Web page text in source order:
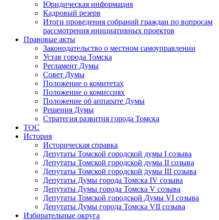
Юридическая информация
Кадровый резерв
Итоги проведения собраний граждан по вопросам
рассмотрения инициативных проектов
Правовые акты
Законодательство о местном самоуправлении
Устав города Томска
Регламент Думы
Совет Думы
Положение о комитетах
Положение о комиссиях
Положение об аппарате Думы
Решения Думы
Стратегия развития города Томска
ТОС
История
Историческая справка
Депутаты Томской городской думы I созыва
Депутаты Томской городской думы II созыва
Депутаты Томской городской думы III созыва
Депутаты Думы города Томска IV созыва
Депутаты Думы города Томска V созыва
Депутаты Томской городской Думы VI созыва
Депутаты Думы города Томска VII созыва
Избирательные округа